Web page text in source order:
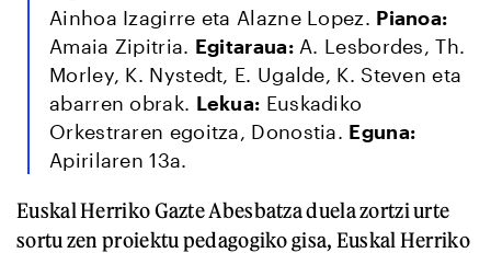
Ainhoa Izagirre eta Alazne Lopez. Pianoa:
Amaia Zipitria. Egitaraua:A. Lesbordes, Th.
Morley, K. Nystedt, E. Ugalde, K. Steven eta
abarren obrak. Lekua: Euskadiko
Orkestraren egoitza, Donostia. Eguna:
Apirilaren 13a.
Euskal Herriko Gazte Abesbatza duela zortzi urte
sortu zen proiektu pedagogiko gisa, Euskal Herriko